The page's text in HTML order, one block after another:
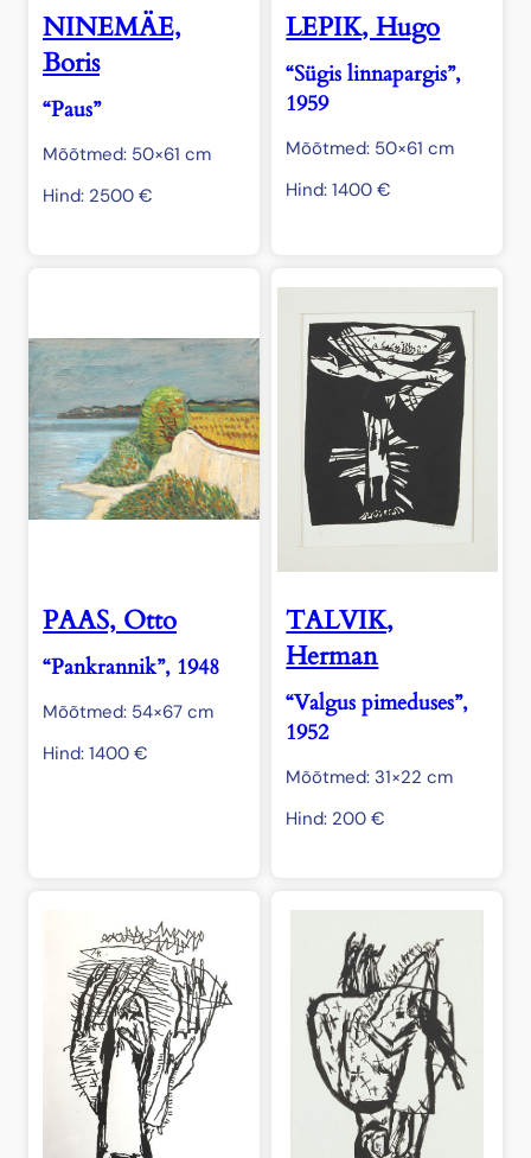
NINEMÄE,
Boris
“Paus”
Mõõtmed: 50×61 cm
Hind: 2500 €
LEPIK, Hugo
“Sügis linnapargis”,
1959
Mõõtmed: 50×61 cm
Hind:1400€
PAAS, Otto
“Pankrannik”, 1948
Mõõtmed: 54×67 cm
Hind: 1400 €
TALVIK,
Herman
“Valgus pimeduses”,
1952
Mõõtmed: 31×22 cm
Hind: 200€